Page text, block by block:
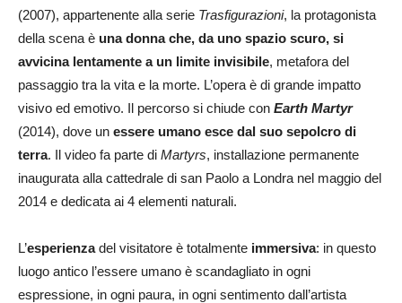
(2007), appartenente alla serie Trasfigurazioni, la protagonista
della scena è una donna che, da uno spazio scuro, si
avvicina lentamente a un limite invisibile, metafora del
passaggio tra la vita e la morte. L’opera è di grande impatto
visivo ed emotivo. Il percorso si chiude con Earth Martyr
(2014), dove un essere umano esce dal suo sepolcro di
terra. Il video fa parte di Martyrs, installazione permanente
inaugurata alla cattedrale di san Paolo a Londra nel maggio del
2014 e dedicata ai 4 elementi naturali.
L’esperienzadel visitatore è totalmente immersiva: in questo
luogo antico l’essere umano è scandagliato in ogni
espressione, in ogni paura, in ogni sentimento dall’artista